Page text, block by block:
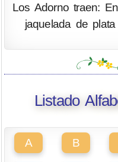
Los Adorno traen:
jaquelada de
Listado
A B